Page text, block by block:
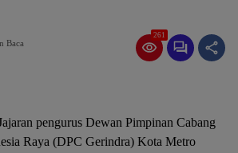
Baca
261
pengurus Dewan Pimpinan Cabang
Raya (DPC Gerindra) Kota Metro